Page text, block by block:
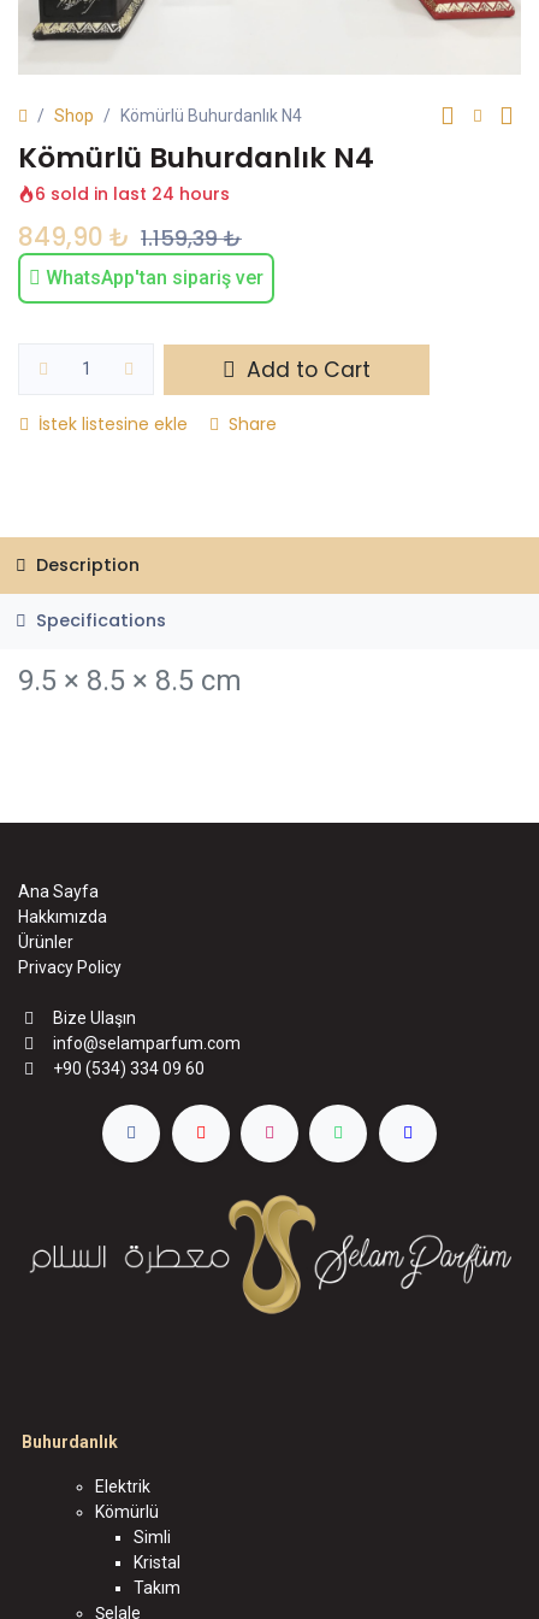
Shop Kömürlü Buhurdanlık N4
Kömürlü Buhurdanlık N4
6 sold in last 24 hours
849,90 ₺ 1.159,39₺
WhatsApp'tan sipariş ver
Add to Cart
İstek listesine ekle Share
Description
Specifications
9.5 × 8.5 × 8.5 cm
Ana Sayfa
Hakkımızda
Ürünler
Privacy Policy
Bize Ulaşın
info@selamparfum.com
+90 (534) 334 09 60
Buhurdanlık
Elektrik
Kömürlü
Simli
Kristal
Takım
Şelale